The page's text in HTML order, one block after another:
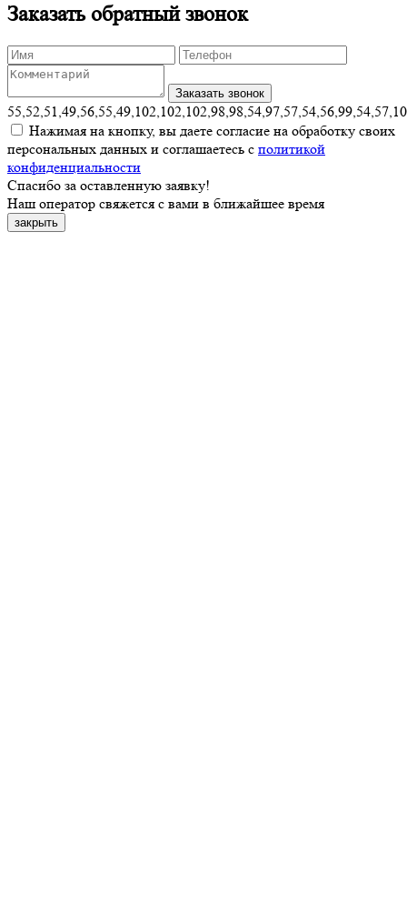
Заказать обратный звонок
Нажимая на кнопку, вы даете согласие на обработку своих
персональных данных и соглашаетесь с политикой
конфиденциальности
Спасибо за оставленную заявку!
Наш оператор свяжется с вами в ближайшее время
закрыть